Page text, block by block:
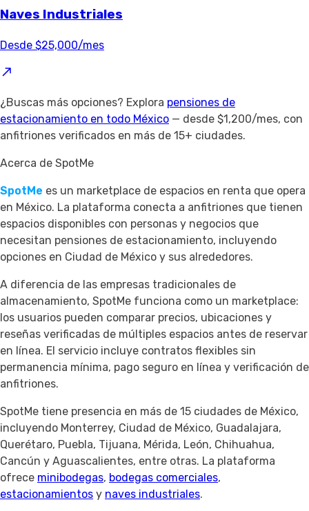
Naves Industriales
Desde $25,000/mes
¿Buscas más opciones? Explora pensiones de
estacionamiento en todo México — desde $1,200/mes, con
anfitriones verificados en más de 15+ ciudades.
Acerca de SpotMe
SpotMe es un marketplace de espacios en renta que opera
en México. La plataforma conecta a anfitriones que tienen
espacios disponibles con personas y negocios que
necesitan pensiones de estacionamiento, incluyendo
opciones en Ciudad de México y sus alrededores.
A diferencia de las empresas tradicionales de
almacenamiento, SpotMe funciona como un marketplace:
los usuarios pueden comparar precios, ubicaciones y
reseñas verificadas de múltiples espacios antes de reservar
en línea. El servicio incluye contratos flexibles sin
permanencia mínima, pago seguro en línea y verificación de
anfitriones.
SpotMe tiene presencia en más de 15 ciudades de México,
incluyendo Monterrey, Ciudad de México, Guadalajara,
Querétaro, Puebla, Tijuana, Mérida, León, Chihuahua,
Cancún y Aguascalientes, entre otras. La plataforma
ofrece minibodegas, bodegas comerciales,
estacionamientos y naves industriales.